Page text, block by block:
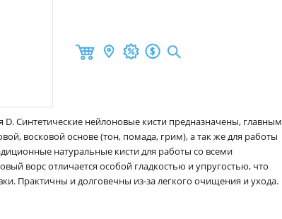
D. Синтетические нейлоновые кисти предназначены, главным
восковой основе (тон, помада, грим), а так же для работы
натуральные кисти для работы со всеми
ворс отличается особой гладкостью и упругостью, что
Практичны и долговечны из-за легкого очищения и ухода.